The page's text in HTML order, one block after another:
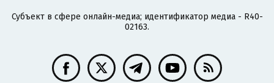
Субъект в сфере онлайн-медиа; идентификатор медиа - R40-
02163.